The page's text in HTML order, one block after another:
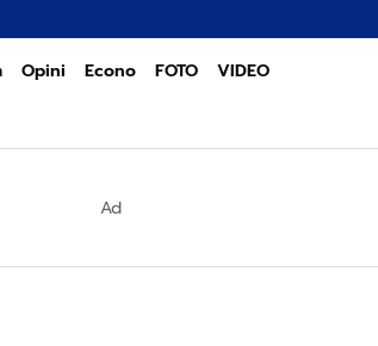
Opini Econo FOTO VIDEO
Ad